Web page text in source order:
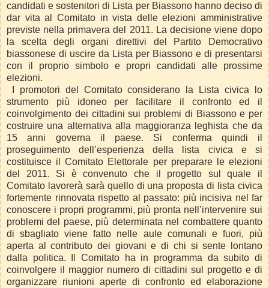
candidati e sostenitori di Lista per Biassono hanno deciso di
dar vita al Comitato in vista delle elezioni amministrative
previste nella primavera del 2011. La decisione viene dopo
la scelta degli organi direttivi del Partito Democrativo
biassonese di uscire da Lista per Biassono e di presentarsi
con il proprio simbolo e propri candidati alle prossime
elezioni.
I promotori del Comitato considerano la Lista civica lo
strumento più idoneo per facilitare il confronto ed il
coinvolgimento dei cittadini sui problemi di Biassono e per
costruire una alternativa alla maggioranza leghista che da
15 anni governa il paese. Si conferma quindi il
proseguimento dell’esperienza della lista civica e si
costituisce il Comitato Elettorale per preparare le elezioni
del 2011. Si è convenuto che il progetto sul quale il
Comitato lavorerà sarà quello di una proposta di lista civica
fortemente rinnovata rispetto al passato: più incisiva nel far
conoscere i propri programmi, più pronta nell’intervenire sui
problemi del paese, più determinata nel combattere quanto
di sbagliato viene fatto nelle aule comunali e fuori, più
aperta al contributo dei giovani e di chi si sente lontano
dalla politica. Il Comitato ha in programma da subito di
coinvolgere il maggior numero di cittadini sul progetto e di
organizzare riunioni aperte di confronto ed elaborazione